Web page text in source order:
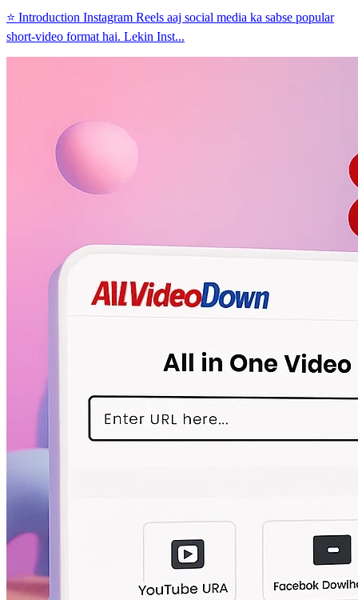
⭐ Introduction Instagram Reels aaj social media ka sabse popular
short-video format hai. Lekin Inst...